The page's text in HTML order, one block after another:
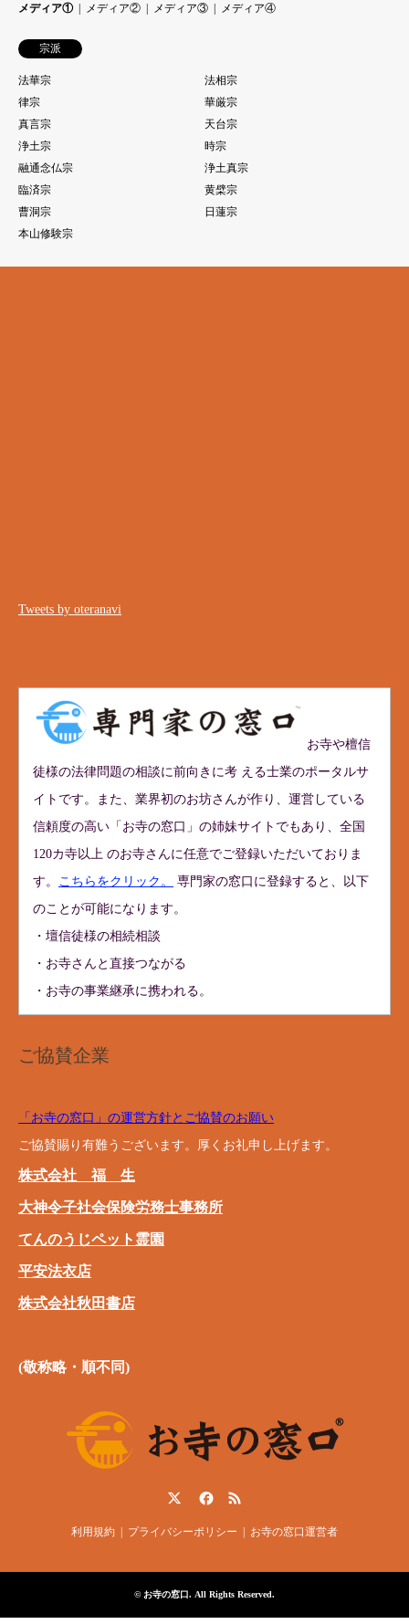
メディア①
メディア② メディア③ メディア④
宗派
法華宗
法相宗
律宗
華厳宗
真言宗
天台宗
浄土宗
時宗
融通念仏宗
浄土真宗
臨済宗
黄檗宗
曹洞宗
日蓮宗
本山修験宗
Tweets by oteranavi
お寺や檀信
徒様の法律問題の相談に前向きに考 える士業のポータルサ
イトです。また、業界初のお坊さんが作り、運営している
信頼度の高い「お寺の窓口」の姉妹サイトでもあり、全国
120カ寺以上 のお寺さんに任意でご登録いただいておりま
す。
こちらをクリック。
専門家の窓口に登録すると、以下
のことが可能になります。
・壇信徒様の相続相談
・お寺さんと直接つながる
・お寺の事業継承に携われる。
ご協賛企業
「お寺の窓口」の運営方針とご協賛のお願い
ご協賛賜り有難うございます。厚くお礼申し上げます。
株式会社 福 生
大神令子社会保険労務士事務所
てんのうじペット霊園
平安法衣店
株式会社秋田書店
(敬称略・順不同)
利用規約 プライバシーポリシー お寺の窓口運営者
© お寺の窓口. All Rights Reserved.